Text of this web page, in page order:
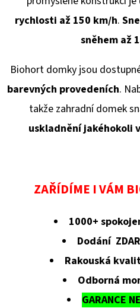
rychlosti až 150 km/h.
sněhem až
Biohort domky jsou
barevných provedeních.
takže zahradní domek
uskladnění jakéhokoli
ZAŘÍDÍME I VÁM
1000+
Dodání
Rakouská
Odborná
GARANCE